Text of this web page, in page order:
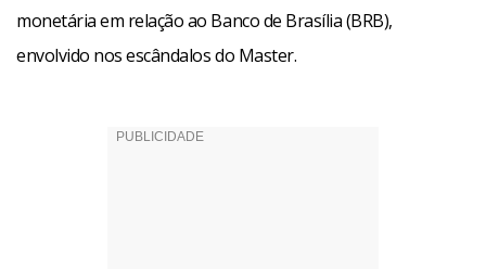
monetária em relação ao Banco de Brasília (BRB),
envolvido nos escândalos do Master.